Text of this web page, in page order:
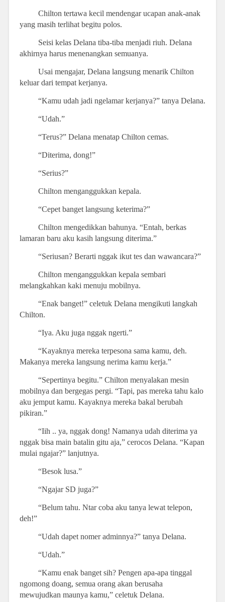
Chilton tertawa kecil mendengar ucapan anak-anak
yang masih terlihat begitu polos.
Seisi kelas Delana tiba-tiba menjadi riuh. Delana
akhirnya harus menenangkan semuanya.
Usai mengajar, Delana langsung menarik Chilton
keluar dari tempat kerjanya.
“Kamu udah jadi ngelamar kerjanya?” tanya Delana.
“Udah.”
“Terus?” Delana menatap Chilton cemas.
“Diterima, dong!”
“Serius?”
Chilton menganggukkan kepala.
“Cepet banget langsung keterima?”
Chilton mengedikkan bahunya. “Entah, berkas
lamaran baru aku kasih langsung diterima.”
“Seriusan? Berarti nggak ikut tes dan wawancara?”
Chilton menganggukkan kepala sembari
melangkahkan kaki menuju mobilnya.
“Enak banget!” celetuk Delana mengikuti langkah
Chilton.
“Iya. Aku juga nggak ngerti.”
“Kayaknya mereka terpesona sama kamu, deh.
Makanya mereka langsung nerima kamu kerja.”
“Sepertinya begitu.” Chilton menyalakan mesin
mobilnya dan bergegas pergi. “Tapi, pas mereka tahu kalo
aku jemput kamu. Kayaknya mereka bakal berubah
pikiran.”
“Iih .. ya, nggak dong! Namanya udah diterima ya
nggak bisa main batalin gitu aja,” cerocos Delana. “Kapan
mulai ngajar?” lanjutnya.
“Besok lusa.”
“Ngajar SD juga?”
“Belum tahu. Ntar coba aku tanya lewat telepon,
deh!”
“Udah dapet nomer adminnya?” tanya Delana.
“Udah.”
“Kamu enak banget sih? Pengen apa-apa tinggal
ngomong doang, semua orang akan berusaha
mewujudkan maunya kamu,” celetuk Delana.